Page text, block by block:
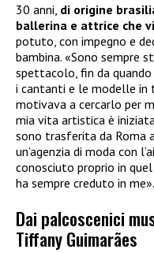
30 anni, di origine
ballerina e attrice che
potuto, con impegno e
bambina. «Sono sempre
spettacolo, fin da quando
i cantanti e le modelle in
motivava a cercarlo per
mia vita artistica è
sono trasferita da Roma
un’agenzia di moda con
conosciuto proprio in
ha sempre creduto in me».
Dai palcoscenici
Tiffany Guimarães